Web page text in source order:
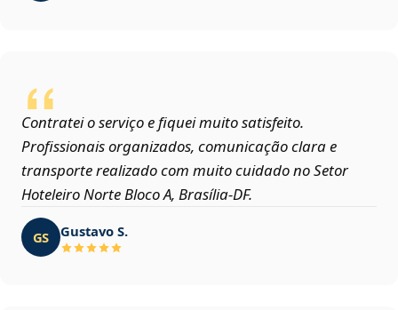
Contratei o serviço e fiquei muito satisfeito.
Profissionais organizados, comunicação clara e
transporte realizado com muito cuidado no Setor
Hoteleiro Norte Bloco A, Brasília‑DF.
GS Gustavo S.